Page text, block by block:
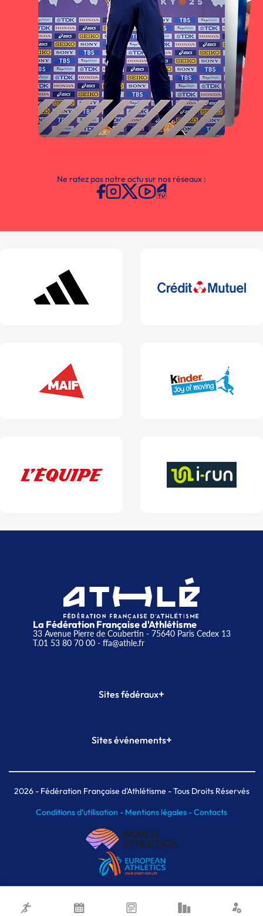
Ne ratez pas notre actu sur nos réseaux :
La Fédération Française d'Athlétisme
33 Avenue Pierre de Coubertin - 75640 Paris Cedex 13
T.01 53 80 70 00- ffa@athle.fr
Sites fédéraux+
Plateforme Formation
Sites événements+
Meeting de Paris indoor
MAIF Ekiden de Paris
2026- Fédération Française d'Athlétisme - Tous Droits Réservés
Conditions d'utilisation - Mentions légales -Contacts